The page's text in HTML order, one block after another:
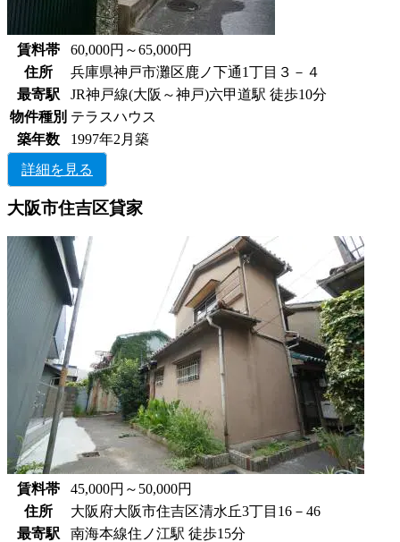
賃料帯
60,000円～65,000円
住所
兵庫県神戸市灘区鹿ノ下通1丁目３－４
最寄駅
JR神戸線(大阪～神戸)六甲道駅 徒歩10分
物件種別 テラスハウス
築年数
1997年2月築
詳細を見る
大阪市住吉区貸家
賃料帯
45,000円～50,000円
住所
大阪府大阪市住吉区清水丘3丁目16－46
最寄駅
南海本線住ノ江駅 徒歩15分